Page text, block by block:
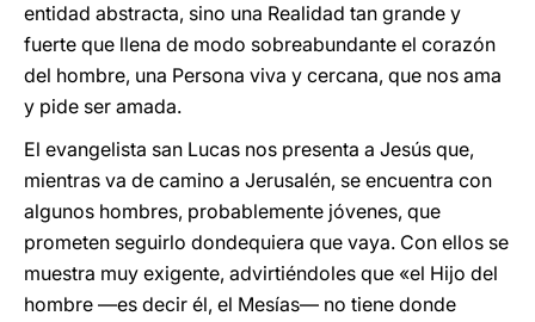
entidad abstracta, sino una Realidad tan grande y
fuerte que llena de modo sobreabundante el corazón
del hombre, una Persona viva y cercana, que nos ama
y pide ser amada.
El evangelista san Lucas nos presenta a Jesús que,
mientras va de camino a Jerusalén, se encuentra con
algunos hombres, probablemente jóvenes, que
prometen seguirlo dondequiera que vaya. Con ellos se
muestra muy exigente, advirtiéndoles que «el Hijo del
hombre —es decir él, el Mesías— no tiene donde